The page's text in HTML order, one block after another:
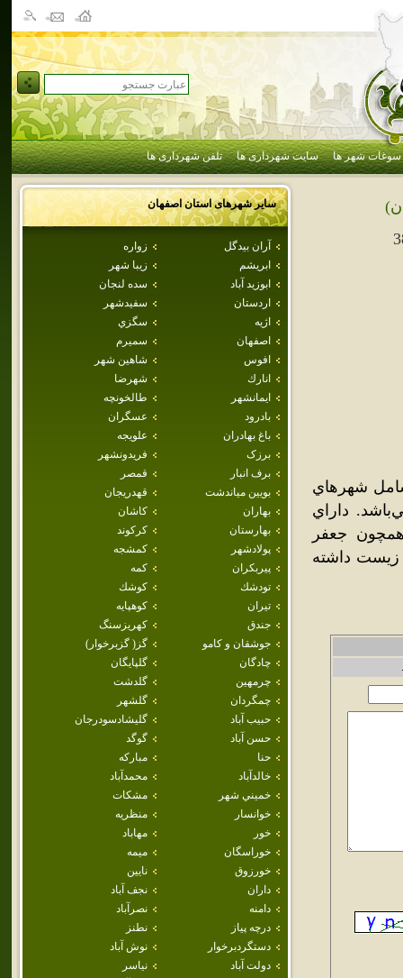
سوغات شهر ها سایت شهرداری ها تلفن شهرداری ها
سایر شهرهای استاناصفهان
آران بيدگل
زواره
ابريشم
زيبا شهر
ابوزيد آباد
سده لنجان
اردستان
سفيدشهر
اژيه
سگزي
اصفهان
سميرم
افوس
شاهين شهر
انارك
شهرضا
ايمانشهر
طالخونچه
بادرود
عسگران
باغ بهادران
علويجه
برزک
فريدونشهر
برف انبار
قمصر
بويين مياندشت
قهدريجان
بهاران
كاشان
بهارستان
كركوند
پولادشهر
كمشجه
پيربكران
كمه
تودشك
كوشك
تيران
كوهپايه
جندق
كهريزسنگ
جوشقان و كامو
گز( گزبرخوار)
چادگان
گلپايگان
چرمهين
گلدشت
چمگردان
گلشهر
حبيب آباد
گليشادسودرجان
حسن آباد
گوگد
حنا
مباركه
خالدآباد
محمدآباد
خميني شهر
مشكات
خوانسار
منظريه
خور
مهاباد
خوراسگان
ميمه
خورزوق
نايين
داران
نجف آباد
دامنه
نصرآباد
درچه پياز
نطنز
دستگردبرخوار
نوش آباد
دولت آباد
نياسر
شهرهاي
داراي
جعفر
داشته